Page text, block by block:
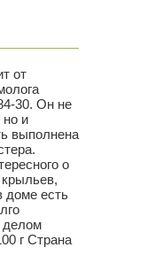
от
30. Он не
и
выполнена
о
доме есть
делом
г Страна